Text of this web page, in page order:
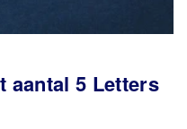
aantal 5 Letters